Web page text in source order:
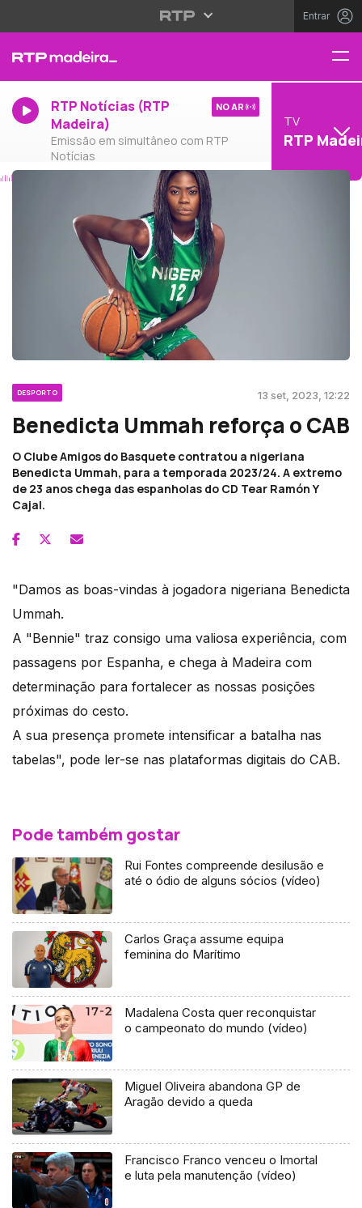
Entrar
RTP Notícias (RTP
Madeira)
Emissão em simultâneo com RTP
Notícias
NO AR
TV
RTP
DESPORTO 13 set, 2023, 12:22
Benedicta Ummah reforça o CAB
O Clube Amigos do Basquete contratou a nigeriana
Benedicta Ummah, para a temporada 2023/24. A extremo
de 23 anos chega das espanholas do CD Tear Ramón Y
Cajal.
"Damos as boas-vindas à jogadora nigeriana Benedicta
Ummah.
A "Bennie" traz consigo uma valiosa experiência, com
passagens por Espanha, e chega à Madeira com
determinação para fortalecer as nossas posições
próximas do cesto.
A sua presença promete intensificar a batalha nas
tabelas", pode ler-se nas plataformas digitais do CAB.
Pode também gostar
Rui Fontes compreende desilusão e
até o ódio de alguns sócios (vídeo)
Carlos Graça assume equipa
feminina do Marítimo
Madalena Costa quer reconquistar
o campeonato do mundo (vídeo)
Miguel Oliveira abandona GP de
Aragão devido a queda
Francisco Franco venceu o Imortal
e luta pela manutenção (vídeo)